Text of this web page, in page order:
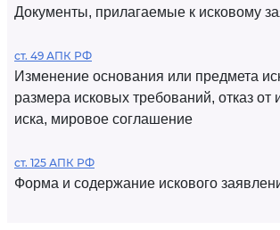
Документы, прилагаемые к исковому
ст. 49 АПК РФ
Изменение основания или предмета
размера исковых требований, отказ от
иска, мировое соглашение
ст. 125 АПК РФ
Форма и содержание искового